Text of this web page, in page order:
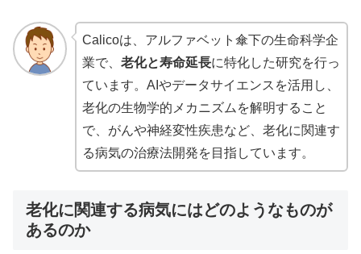
Calicoは、アルファベット傘下の生命科学企
業で、 老化と寿命延長に特化した研究を行っ
ています。AIやデータサイエンスを活用し、
老化の生物学的メカニズムを解明すること
で、がんや神経変性疾患など、老化に関連す
る病気の治療法開発を目指しています。
老化に関連する病気にはどのようなものが
あるのか